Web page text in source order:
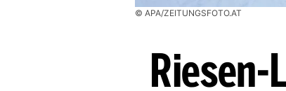
© APA/ZEITUNGSFOTO.AT
Riesen-